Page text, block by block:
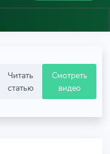
Читать
статью
Смотреть
видео